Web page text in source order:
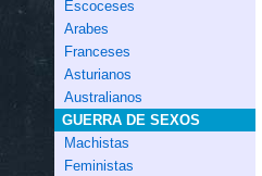
Escoceses
Arabes
Franceses
Asturianos
Australianos
GUERRA DE SEXOS
Machistas
Feministas